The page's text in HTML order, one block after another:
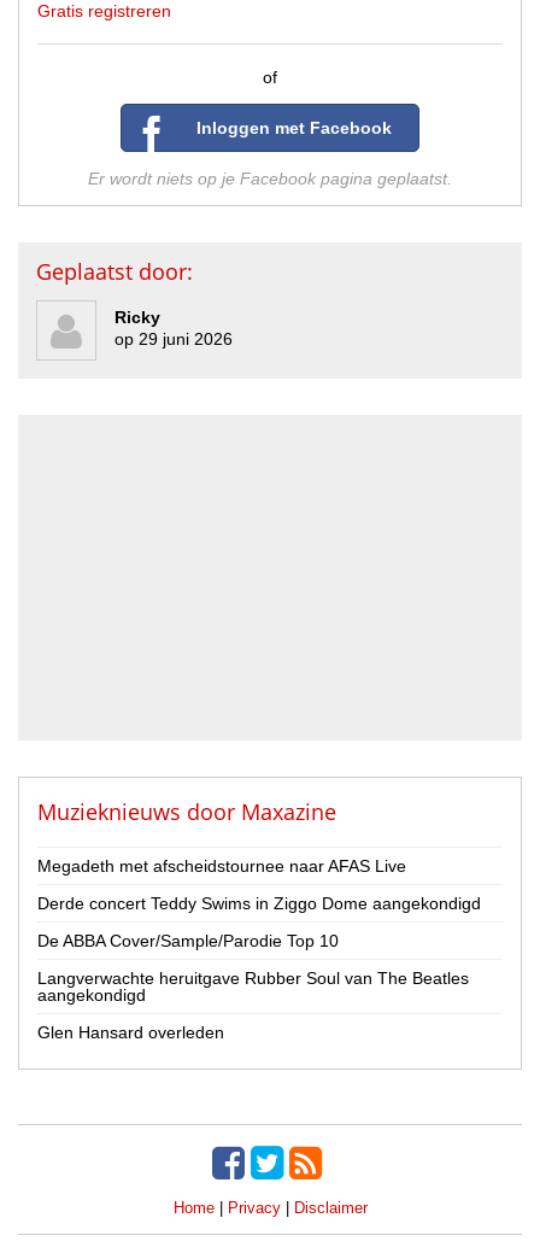
Gratis registreren
of
Inloggen met Facebook
Er wordt niets op je Facebook pagina geplaatst.
Geplaatst door:
Ricky
op 29 juni 2026
Muzieknieuws door Maxazine
Megadeth met afscheidstournee naar AFAS Live
Derde concert Teddy Swims in Ziggo Dome aangekondigd
De ABBA Cover/Sample/Parodie Top 10
Langverwachte heruitgave Rubber Soul van The Beatles
aangekondigd
Glen Hansard overleden
Home| Privacy| Disclaimer